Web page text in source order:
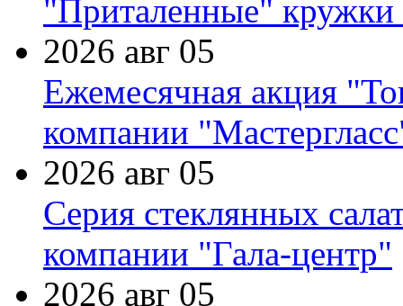
"Приталенные" кружки
2026 авг 05
Ежемесячная акция
компании
2026 авг 05
Серия стеклянных
компании "Гала-центр"
2026 авг 05